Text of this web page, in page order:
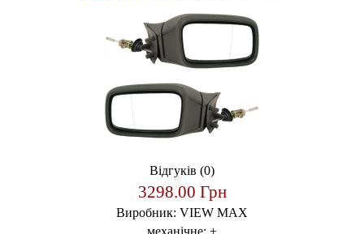
Відгуків (0)
3298.00 Грн
Виробник: VIEW MAX
механічне: +